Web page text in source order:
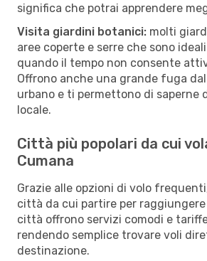
significa che potrai apprendere
Visita giardini botanici: molti
aree coperte e serre che sono
quando il tempo non consente
Offrono anche una grande fuga
urbano e ti permettono di saperne
locale.
Città più popolari da cui
Cumana
Grazie alle opzioni di volo
città da cui partire per raggiungere
città offrono servizi comodi e
rendendo semplice trovare voli
destinazione.